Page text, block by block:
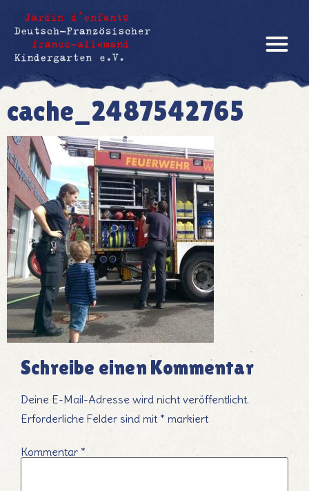
cache_2487542765
Schreibe einen Kommentar
Deine E-Mail-Adresse wird nicht veröffentlicht.
Erforderliche Felder sind mit * markiert
Kommentar *